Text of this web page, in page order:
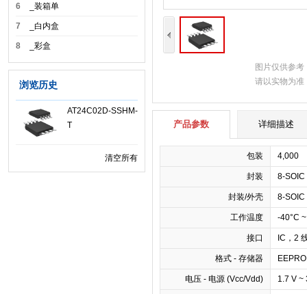
6 _装箱单
7 _白内盒
8 _彩盒
浏览历史
AT24C02D-SSHM-
T
清空所有
图片仅供参考
请以实物为准
产品参数 详细描述
包装 4,000
封装 8-SOIC
封装/外壳 8-
工作温度 -40°C
接口 IC，2
格式 - 存储器
电压 - 电源 (Vcc/Vdd) 1.7 V ~